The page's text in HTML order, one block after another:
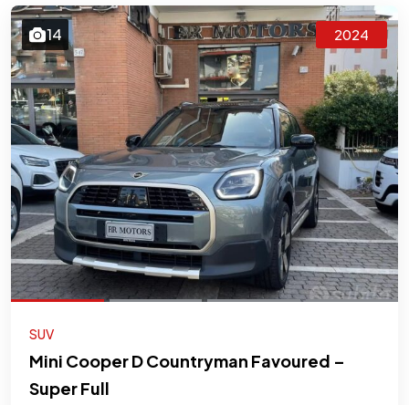
14 2024
SUV
Mini Cooper D Countryman Favoured –
Super Full